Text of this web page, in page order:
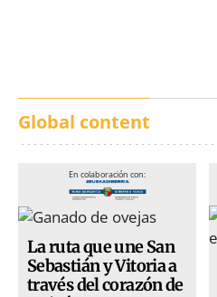
Global content
En colaboración con:
La ruta que une San
Sebastián y Vitoria a
través del corazón de